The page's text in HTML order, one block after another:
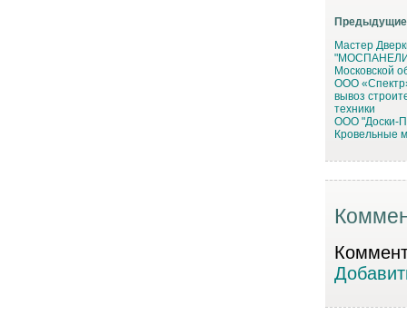
Мастер
"МОСПАНЕЛИ"
Московской
ООО
вывоз
техники
ООО "Доски-
Кровельные